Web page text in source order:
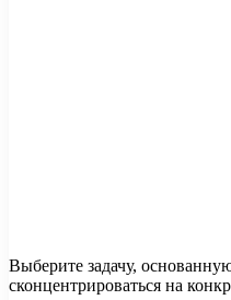
Выберите задачу,
сконцентрироваться на